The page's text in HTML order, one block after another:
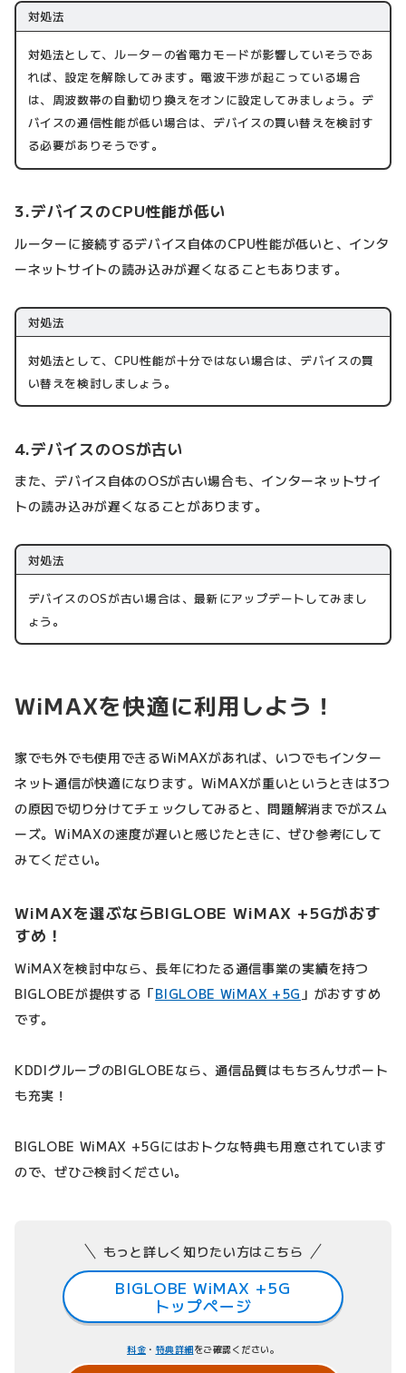
対処法
対処法として、ルーターの省電力モードが影響していそうであ
れば、設定を解除してみます。電波干渉が起こっている場合
は、周波数帯の自動切り換えをオンに設定してみましょう。デ
バイスの通信性能が低い場合は、デバイスの買い替えを検討す
る必要がありそうです。
3.デバイスのCPU性能が低い
ルーターに接続するデバイス自体のCPU性能が低いと、インタ
ーネットサイトの読み込みが遅くなることもあります。
対処法
対処法として、CPU性能が十分ではない場合は、デバイスの買
い替えを検討しましょう。
4.デバイスのOSが古い
また、デバイス自体のOSが古い場合も、インターネットサイ
トの読み込みが遅くなることがあります。
対処法
デバイスのOSが古い場合は、最新にアップデートしてみまし
ょう。
WiMAXを快適に利用しよう！
家でも外でも使用できるWiMAXがあれば、いつでもインター
ネット通信が快適になります。WiMAXが重いというときは3つ
の原因で切り分けてチェックしてみると、問題解消までがスム
ーズ。WiMAXの速度が遅いと感じたときに、ぜひ参考にして
みてください。
WiMAXを選ぶならBIGLOBE WiMAX +5Gがおす
すめ！
WiMAXを検討中なら、長年にわたる通信事業の実績を持つ
BIGLOBEが提供する「BIGLOBE WiMAX +5G 」がおすすめ
です。
KDDIグループのBIGLOBEなら、通信品質はもちろんサポート
も充実！
BIGLOBE WiMAX +5Gにはおトクな特典も用意されています
ので、ぜひご検討ください。
もっと詳しく知りたい方はこちら
BIGLOBE WiMAX +5G
トップページ
料金 ・ 特典詳細をご確認ください。